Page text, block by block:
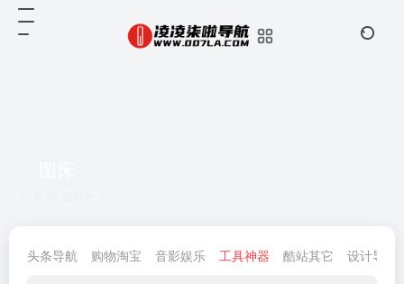
头条导航 购物淘宝 音影娱乐 工具神器 酷站其它 设计导航